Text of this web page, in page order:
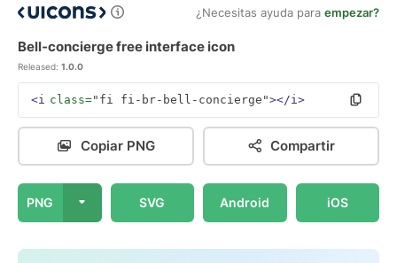
¿Necesitas ayuda para empezar?
Bell-concierge free interface icon
Released: 1.0.0
<i class="fi fi-br-bell-concierge"></i>
Copiar PNG Compartir
PNG SVG Android iOS